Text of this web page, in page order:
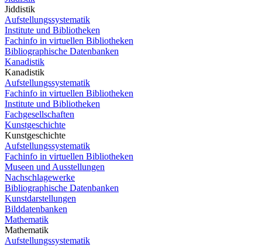
Jiddistik
Aufstellungssystematik
Institute und Bibliotheken
Fachinfo in virtuellen Bibliotheken
Bibliographische Datenbanken
Kanadistik
Kanadistik
Aufstellungssystematik
Fachinfo in virtuellen Bibliotheken
Institute und Bibliotheken
Fachgesellschaften
Kunstgeschichte
Kunstgeschichte
Aufstellungssystematik
Fachinfo in virtuellen Bibliotheken
Museen und Ausstellungen
Nachschlagewerke
Bibliographische Datenbanken
Kunstdarstellungen
Bilddatenbanken
Mathematik
Mathematik
Aufstellungssystematik